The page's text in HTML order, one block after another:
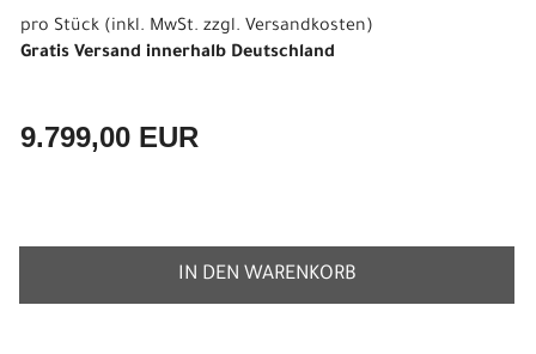
pro Stück (inkl. MwSt. zzgl. Versandkosten)
Gratis Versand innerhalb Deutschland
9.799,00 EUR
IN DEN WARENKORB